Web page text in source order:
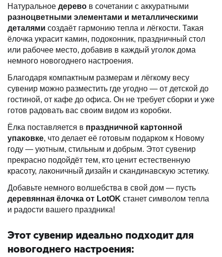
Натуральное дерево в сочетании с аккуратными
разноцветными элементами и металлическими
деталями создаёт гармонию тепла и лёгкости. Такая
ёлочка украсит камин, подоконник, праздничный стол
или рабочее место, добавив в каждый уголок дома
немного новогоднего настроения.
Благодаря компактным размерам и лёгкому весу
сувенир можно разместить где угодно — от детской до
гостиной, от кафе до офиса. Он не требует сборки и уже
готов радовать вас своим видом из коробки.
Ёлка поставляется в праздничной картонной
упаковке, что делает её готовым подарком к Новому
году — уютным, стильным и добрым. Этот сувенир
прекрасно подойдёт тем, кто ценит естественную
красоту, лаконичный дизайн и скандинавскую эстетику.
Добавьте немного волшебства в свой дом — пусть
деревянная ёлочка от LotOK станет символом тепла
и радости вашего праздника!
Этот сувенир идеально подходит для
новогоднего настроения: